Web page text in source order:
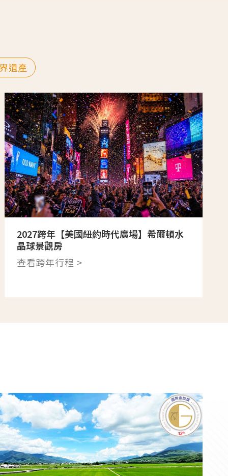
遺產
2027跨年【美國紐約時代廣場】希爾頓水
晶球景觀房
查看跨年行程 >